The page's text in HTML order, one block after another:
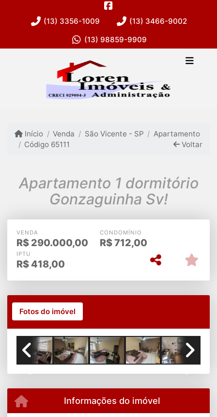
(13) 3356-1009 (13) 3466-9002
(13) 98859-9909
Início Venda São Vicente - SP
Apartamento
Código 65111
Voltar
Apartamento 1 dormitório
Gonzaguinha Sv!
VENDA
R$ 290.000,00
CONDOMÍNIO
R$712,00
IPTU
R$ 418,00
Fotos do imóvel
Informações do imóvel